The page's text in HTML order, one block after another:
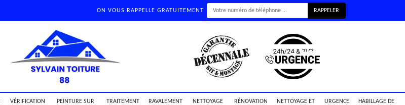
ON VOUS RAPPELLE GRATUITEMENT
VÉRIFICATION
PEINTURE SUR
TRAITEMENT
RAVALEMENT
NETTOYAGE
RÉNOVATION
NETTOYAGE ET
URGENCE
HABILLAGE DE